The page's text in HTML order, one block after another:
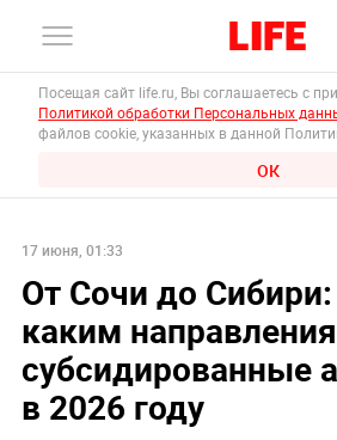
Посещая сайт life.ru, Вы соглашаетесь с
Политикой обработки Персональных
файлов cookie, указанных в данной
ОК
17 июня, 01:33
От Сочи до
каким
субсидированные
в 2026 году